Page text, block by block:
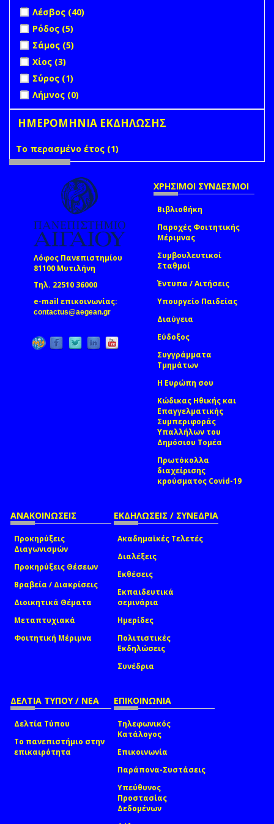
Apply Λέσβος filter
Λέσβος (40)
Apply Ρόδος filter
Ρόδος (5)
Apply Σάμος filter
Σάμος (5)
Apply Χίος filter
Χίος (3)
Apply Σύρος filter
Σύρος (1)
undefined
Λήμνος (0)
ΗΜΕΡΟΜΗΝΙΑ ΕΚΔΗΛΩΣΗΣ
Το περασμένο έτος (1)
Λόφος Πανεπιστημίου
81100 Μυτιλήνη
Τηλ. 22510 36000
e-mail επικοινωνίας:
contactus@aegean.gr
ΧΡΗΣΙΜΟΙ ΣΥΝΔΕΣΜΟΙ
Βιβλιοθήκη
Παροχές Φοιτητικής
Μέριμνας
Συμβουλευτικοί
Σταθμοί
Έντυπα / Αιτήσεις
Υπουργείο Παιδείας
Διαύγεια
Εύδοξος
Συγγράμματα
Τμημάτων
Η Ευρώπη σου
Κώδικας Ηθικής και
Επαγγελματικής
Συμπεριφοράς
Υπαλλήλων του
Δημόσιου Τομέα
Πρωτόκολλα
διαχείρισης
κρούσματος Covid-19
ΑΝΑΚΟΙΝΩΣΕΙΣ
Προκηρύξεις
Διαγωνισμών
Προκηρύξεις Θέσεων
Βραβεία / Διακρίσεις
Διοικητικά Θέματα
Μεταπτυχιακά
Φοιτητική Μέριμνα
ΕΚΔΗΛΩΣΕΙΣ / ΣΥΝΕΔΡΙΑ
Ακαδημαϊκές Τελετές
Διαλέξεις
Εκθέσεις
Εκπαιδευτικά
σεμινάρια
Ημερίδες
Πολιτιστικές
Εκδηλώσεις
Συνέδρια
ΔΕΛΤΙΑ ΤΥΠΟΥ / ΝΕΑ
Δελτία Τύπου
Το πανεπιστήμιο στην
επικαιρότητα
ΕΠΙΚΟΙΝΩΝΙΑ
Τηλεφωνικός
Κατάλογος
Επικοινωνία
Παράπονα-Συστάσεις
Υπεύθυνος
Προστασίας
Δεδομένων